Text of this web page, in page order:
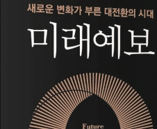
사회·경제적 영향
속 가능한 에너지 자원
보호
한 확장
그 영향
인정보보호
의 일자리